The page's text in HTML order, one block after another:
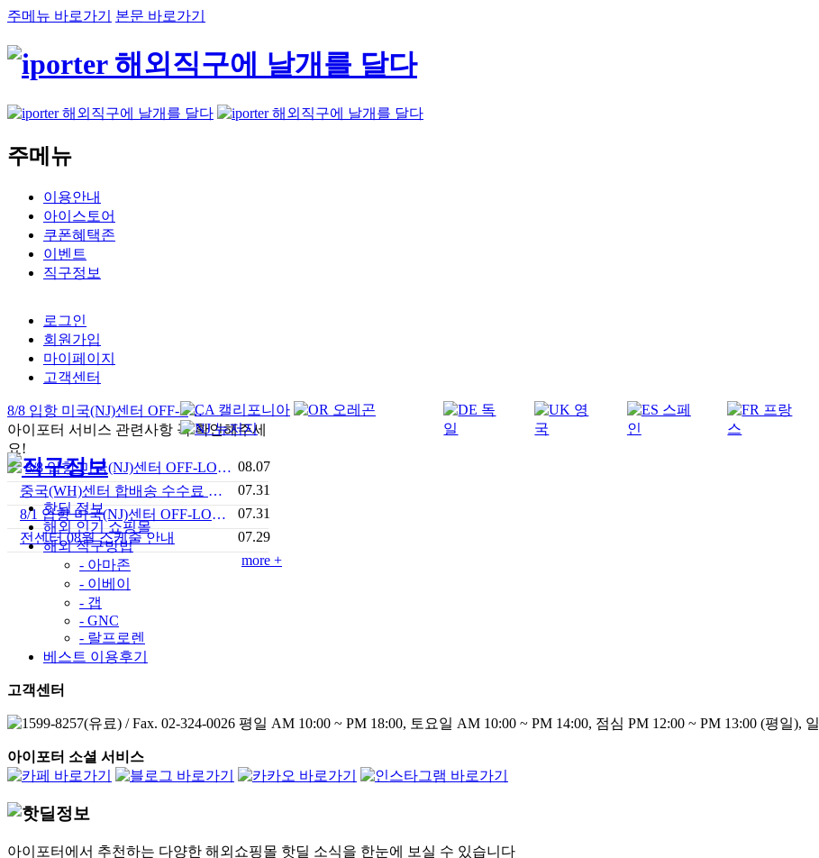
주메뉴 바로가기 본문 바로가기
주메뉴
이용안내
아이스토어
쿠폰혜택존
이벤트
직구정보
로그인
회원가입
마이페이지
고객센터
8/8 입항 미국(NJ)센터 OFF-LOAD 안내
아이포터 서비스 관련사항 꼭 확인해주세
요!
8/8 입항 미국(NJ)센터 OFF-LOAD 안내 08.07
중국(WH)센터 합배송 수수료 안내
07.31
8/1 입항 미국(NJ)센터 OFF-LOAD 안내
07.31
전센터 08월 스케줄 안내
07.29
more +
핫딜 정보
해외 인기 쇼핑몰
해외 직구방법
- 아마존
- 이베이
- 갭
- GNC
- 랄프로렌
베스트 이용후기
고객센터
아이포터 소셜 서비스
아이포터에서 추천하는 다양한 해외쇼핑몰 핫딜 소식을 한눈에 보실 수 있습니다